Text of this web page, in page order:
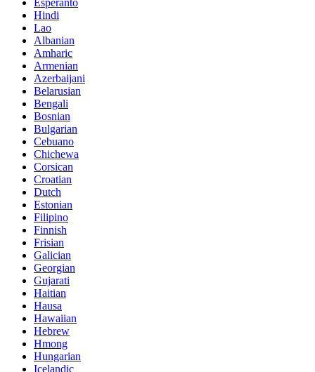
Hindi
Lao
Albanian
Amharic
Armenian
Azerbaijani
Belarusian
Bengali
Bosnian
Bulgarian
Cebuano
Chichewa
Corsican
Croatian
Dutch
Estonian
Filipino
Finnish
Frisian
Galician
Georgian
Gujarati
Haitian
Hausa
Hawaiian
Hebrew
Hmong
Hungarian
Icelandic